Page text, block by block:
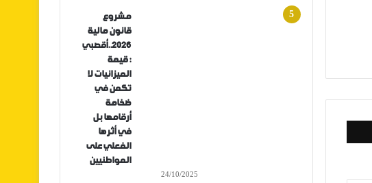
مشروع
قانون مالية
2026..أقصبي
: قيمة
الميزانيات لا
تكمن في
ضخامة
أرقامها بل
في أثرها
الفعلي على
المواطنيين
24/10/2025